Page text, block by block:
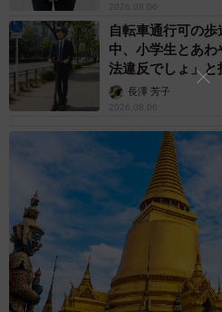
2026.08.06
自転車通行可の
中、小学生とあ
法違反でしょ」と
説】長澤 芳子
2026.08.06